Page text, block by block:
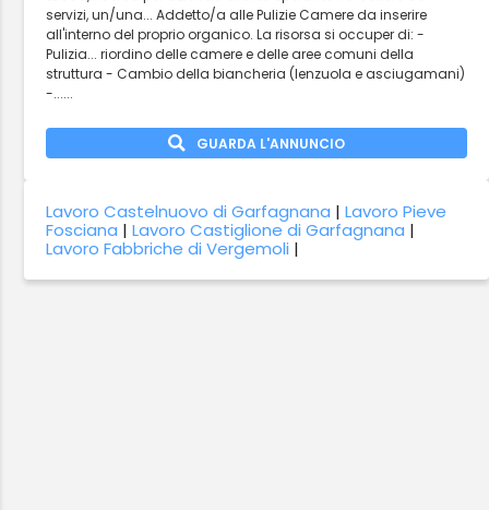
servizi, un/una... Addetto/a alle Pulizie Camere da inserire
all'interno del proprio organico. La risorsa si occuper di: -
Pulizia... riordino delle camere e delle aree comuni della
struttura - Cambio della biancheria (lenzuola e asciugamani)
-......
GUARDA L'ANNUNCIO
Lavoro Castelnuovo di Garfagnana |Lavoro Pieve
Fosciana |Lavoro Castiglione di Garfagnana |
Lavoro Fabbriche di Vergemoli |